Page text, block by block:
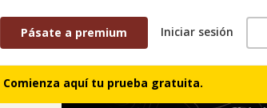
Pásate a premium Iniciar sesión
Comienza aquí tu prueba gratuita.